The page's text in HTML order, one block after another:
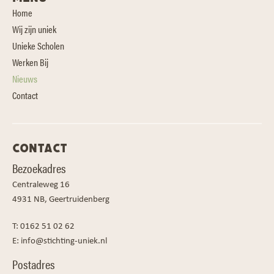
Home
Wij zijn uniek
Unieke Scholen
Werken Bij
Nieuws
Contact
CONTACT
Bezoekadres
Centraleweg 16
4931 NB, Geertruidenberg
T: 0162 51 02 62
E: info@stichting-uniek.nl
Postadres